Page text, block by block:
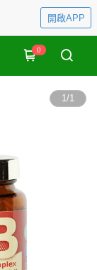
開啟APP
0
1/1